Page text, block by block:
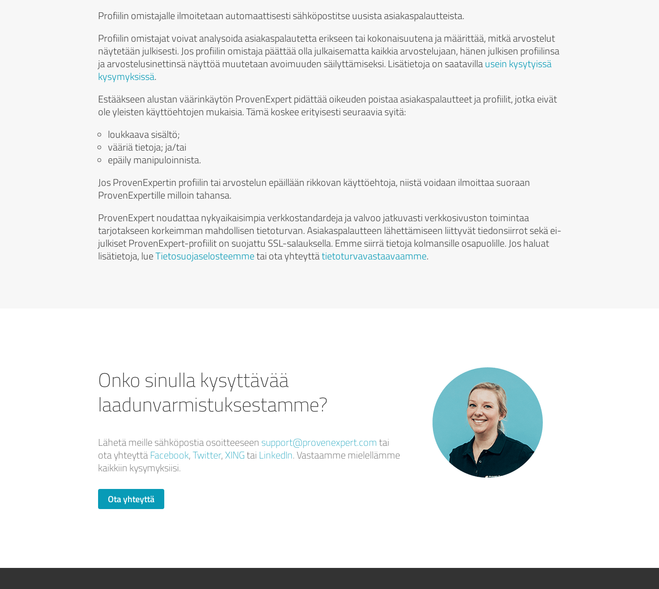
Profiilin omistajalle ilmoitetaan automaattisesti sähköpostitse uusista asiakaspalautteista.
Profiilin omistajat voivat analysoida asiakaspalautetta erikseen tai kokonaisuutena ja määrittää, mitkä arvostelut
näytetään julkisesti. Jos profiilin omistaja päättää olla julkaisematta kaikkia arvostelujaan, hänen julkisen profiilinsa
ja arvostelusinettinsä näyttöä muutetaan avoimuuden säilyttämiseksi. Lisätietoja on saatavillausein kysytyissä
kysymyksissä.
Estääkseen alustan väärinkäytön ProvenExpert pidättää oikeuden poistaa asiakaspalautteet ja profiilit, jotka eivät
ole yleisten käyttöehtojen mukaisia. Tämä koskee erityisesti seuraavia syitä:
loukkaava sisältö;
vääriä tietoja; ja/tai
epäily manipuloinnista.
Jos ProvenExpertin profiilin tai arvostelun epäillään rikkovan käyttöehtoja, niistä voidaan ilmoittaa suoraan
ProvenExpertille milloin tahansa.
ProvenExpert noudattaa nykyaikaisimpia verkkostandardeja ja valvoo jatkuvasti verkkosivuston toimintaa
tarjotakseen korkeimman mahdollisen tietoturvan. Asiakaspalautteen lähettämiseen liittyvät tiedonsiirrot sekä ei-
julkiset ProvenExpert-profiilit on suojattu SSL-salauksella. Emme siirrä tietoja kolmansille osapuolille. Jos haluat
lisätietoja, lueTietosuojaselosteemmetai ota yhteyttätietoturvavastaavaamme.
Onko sinulla kysyttävää
laadunvarmistuksestamme?
Lähetä meille sähköpostia osoitteeseen support@provenexpert.comtai
ota yhteyttäFacebook,Twitter,XINGtai LinkedIn. Vastaamme mielellämme
kaikkiin kysymyksiisi.
Ota yhteyttä